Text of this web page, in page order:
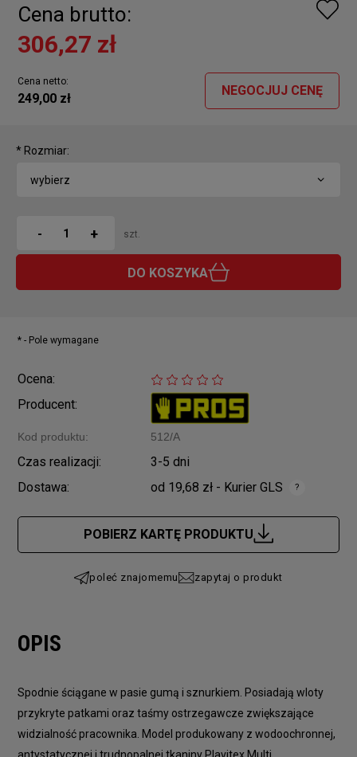
Cena brutto:
306,27 zł
Cena netto:
249,00 zł
NEGOCJUJ CENĘ
* Rozmiar:
- + szt.
DO KOSZYKA
* - Pole wymagane
Ocena:
Producent:
Kod produktu: 512/A
Czas realizacji:
3-5 dni
Dostawa:
od 19,68 zł - Kurier GLS
Cena nie zawiera ewentualnych kosztów płatności
POBIERZ KARTĘ PRODUKTU
poleć znajomemu zapytaj o produkt
OPIS
Spodnie ściągane w pasie gumą i sznurkiem. Posiadają wloty
przykryte patkami oraz taśmy ostrzegawcze zwiększające
widzialność pracownika. Model produkowany z wodoochronnej,